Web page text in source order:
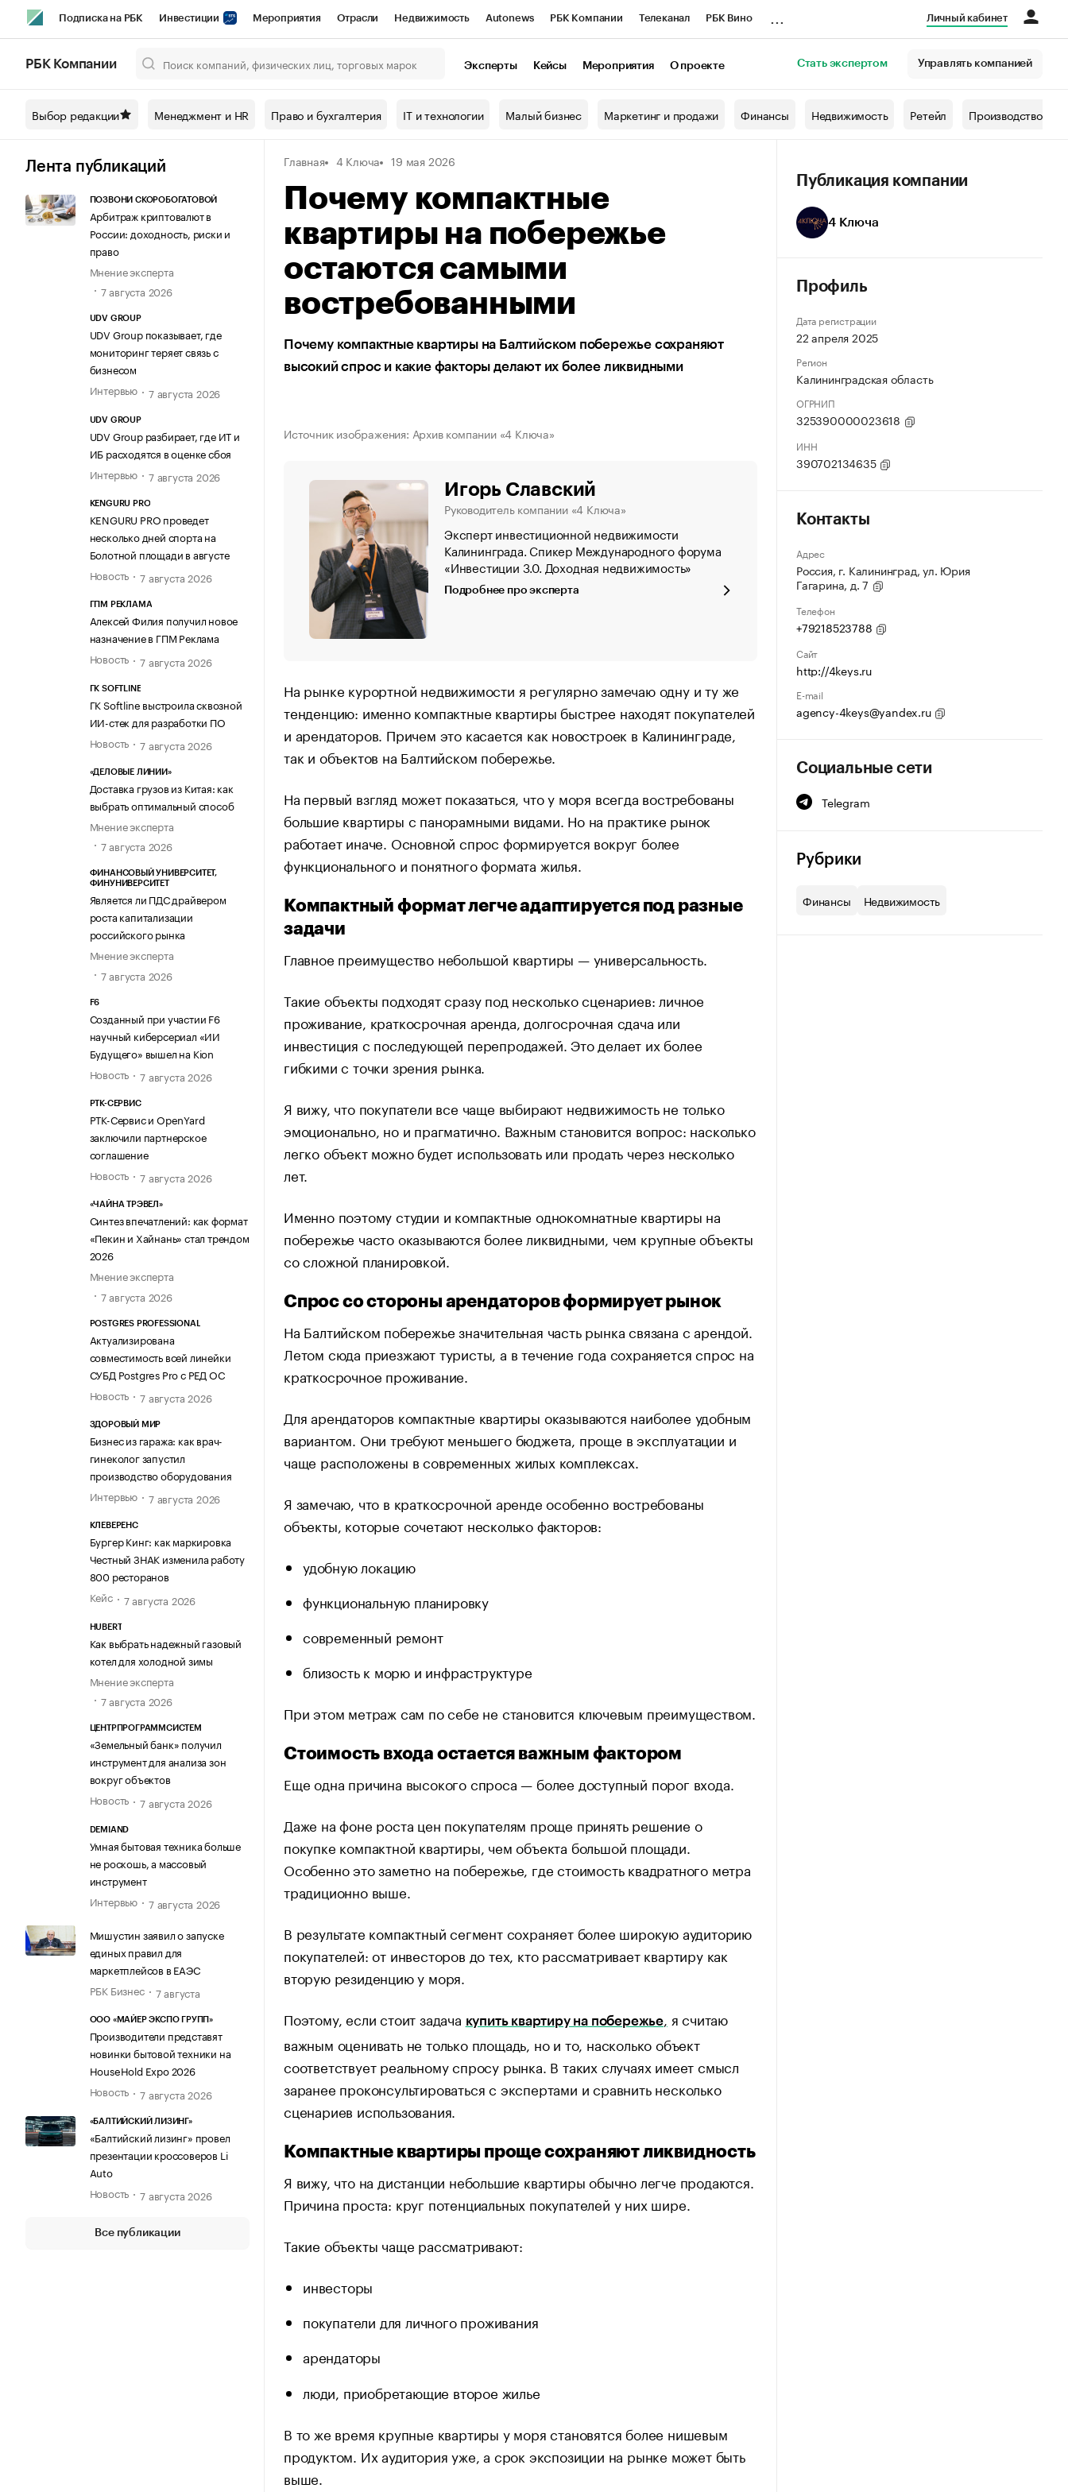
Подписка на РБК Инвестиции Мероприятия Отрасли Недвижимость Autonews РБК Компании Телеканал РБК Вино
Спецпроекты СПб Конференции СПб Спецпроекты Проверка контрагентов
Технологии и медиа Рынок наличной валюты
Личный кабинет
РБК Компании Эксперты Кейсы Мероприятия О проекте Стать экспертом Управлять компанией
Выбор редакции Менеджмент и HR Право и бухгалтерия IT и технологии Малый бизнес Маркетинг и продажи Финансы Недвижимость Ретейл Производство
Лента публикаций
ПОЗВОНИ СКОРОБОГАТОВОЙ
Арбитраж криптовалют в
России: доходность, риски и
право
Мнение эксперта
7 августа 2026
UDV GROUP
UDV Group показывает, где
мониторинг теряет связь с
бизнесом
Интервью
7 августа 2026
UDV GROUP
UDV Group разбирает, где ИТ и
ИБ расходятся в оценке сбоя
Интервью
7 августа 2026
KENGURU PRO
KENGURU PRO проведет
несколько дней спорта на
Болотной площади в августе
Новость
7 августа 2026
ГПМ РЕКЛАМА
Алексей Филия получил новое
назначение в ГПМ Реклама
Новость
7 августа 2026
ГК SOFTLINE
ГК Softline выстроила сквозной
ИИ-стек для разработки ПО
Новость
7 августа 2026
«ДЕЛОВЫЕ ЛИНИИ»
Доставка грузов из Китая: как
выбрать оптимальный способ
Мнение эксперта
7 августа 2026
ФИНАНСОВЫЙ УНИВЕРСИТЕТ,
ФИНУНИВЕРСИТЕТ
Является ли ПДС драйвером
роста капитализации
российского рынка
Мнение эксперта
7 августа 2026
F6
Созданный при участии F6
научный киберсериал «ИИ
Будущего» вышел на Kion
Новость
7 августа 2026
РТК-СЕРВИС
РТК-Сервис и OpenYard
заключили партнерское
соглашение
Новость
7 августа 2026
«ЧАЙНА ТРЭВЕЛ»
Синтез впечатлений: как формат
«Пекин и Хайнань» стал трендом
2026
Мнение эксперта
7 августа 2026
POSTGRES PROFESSIONAL
Актуализирована
совместимость всей линейки
СУБД Postgres Pro с РЕД ОС
Новость
7 августа 2026
ЗДОРОВЫЙ МИР
Бизнес из гаража: как врач-
гинеколог запустил
производство оборудования
Интервью
7 августа 2026
КЛЕВЕРЕНС
Бургер Кинг: как маркировка
Честный ЗНАК изменила работу
800 ресторанов
Кейс
7 августа 2026
HUBERT
Как выбрать надежный газовый
котел для холодной зимы
Мнение эксперта
7 августа 2026
ЦЕНТРПРОГРАММСИСТЕМ
«Земельный банк» получил
инструмент для анализа зон
вокруг объектов
Новость
7 августа 2026
DEMIAND
Умная бытовая техника больше
не роскошь, а массовый
инструмент
Интервью
7 августа 2026
Мишустин заявил о запуске
единых правил для
маркетплейсов в ЕАЭС
РБК Бизнес
7 августа
ООО «МАЙЕР ЭКСПО ГРУПП»
Производители представят
новинки бытовой техники на
HouseHold Expo 2026
Новость
7 августа 2026
«БАЛТИЙСКИЙ ЛИЗИНГ»
«Балтийский лизинг» провел
презентации кроссоверов Li
Auto
Новость
7 августа 2026
Все публикации
Главная 4 Ключа 19 мая 2026
Почему компактные
квартиры на побережье
остаются самыми
востребованными
Почему компактные квартиры на Балтийском побережье сохраняют
высокий спрос и какие факторы делают их более ликвидными
Источник изображения: Архив компании «4 Ключа»
Игорь Славский
Руководитель компании «4 Ключа»
Эксперт инвестиционной недвижимости
Калининграда. Спикер Международного форума
«Инвестиции 3.0. Доходная недвижимость»
Подробнее про эксперта
На рынке курортной недвижимости я регулярно замечаю одну и ту же
тенденцию: именно компактные квартиры быстрее находят покупателей
и арендаторов. Причем это касается как новостроек в Калининграде,
так и объектов на Балтийском побережье.
На первый взгляд может показаться, что у моря всегда востребованы
большие квартиры с панорамными видами. Но на практике рынок
работает иначе. Основной спрос формируется вокруг более
функционального и понятного формата жилья.
Компактный формат легче адаптируется под разные
задачи
Главное преимущество небольшой квартиры — универсальность.
Такие объекты подходят сразу под несколько сценариев: личное
проживание, краткосрочная аренда, долгосрочная сдача или
инвестиция с последующей перепродажей. Это делает их более
гибкими с точки зрения рынка.
Я вижу, что покупатели все чаще выбирают недвижимость не только
эмоционально, но и прагматично. Важным становится вопрос: насколько
легко объект можно будет использовать или продать через несколько
лет.
Именно поэтому студии и компактные однокомнатные квартиры на
побережье часто оказываются более ликвидными, чем крупные объекты
со сложной планировкой.
Спрос со стороны арендаторов формирует рынок
На Балтийском побережье значительная часть рынка связана с арендой.
Летом сюда приезжают туристы, а в течение года сохраняется спрос на
краткосрочное проживание.
Для арендаторов компактные квартиры оказываются наиболее удобным
вариантом. Они требуют меньшего бюджета, проще в эксплуатации и
чаще расположены в современных жилых комплексах.
Я замечаю, что в краткосрочной аренде особенно востребованы
объекты, которые сочетают несколько факторов:
удобную локацию
функциональную планировку
современный ремонт
близость к морю и инфраструктуре
При этом метраж сам по себе не становится ключевым преимуществом.
Стоимость входа остается важным фактором
Еще одна причина высокого спроса — более доступный порог входа.
Даже на фоне роста цен покупателям проще принять решение о
покупке компактной квартиры, чем объекта большой площади.
Особенно это заметно на побережье, где стоимость квадратного метра
традиционно выше.
В результате компактный сегмент сохраняет более широкую аудиторию
покупателей: от инвесторов до тех, кто рассматривает квартиру как
вторую резиденцию у моря.
Поэтому, если стоит задача купить квартиру на побережье, я считаю
важным оценивать не только площадь, но и то, насколько объект
соответствует реальному спросу рынка. В таких случаях имеет смысл
заранее проконсультироваться с экспертами и сравнить несколько
сценариев использования.
Компактные квартиры проще сохраняют ликвидность
Я вижу, что на дистанции небольшие квартиры обычно легче продаются.
Причина проста: круг потенциальных покупателей у них шире.
Такие объекты чаще рассматривают:
инвесторы
покупатели для личного проживания
арендаторы
люди, приобретающие второе жилье
В то же время крупные квартиры у моря становятся более нишевым
продуктом. Их аудитория уже, а срок экспозиции на рынке может быть
выше.
Публикация компании
4 Ключа
Профиль
Дата регистрации
22 апреля 2025
Регион
Калининградская область
ОГРНИП
325390000023618
ИНН
390702134635
Контакты
Адрес
Россия, г. Калининград, ул. Юрия
Гагарина, д. 7
Телефон
+79218523788
Сайт
http://4keys.ru
E-mail
agency-4keys@yandex.ru
Социальные сети
Telegram
Рубрики
Финансы Недвижимость